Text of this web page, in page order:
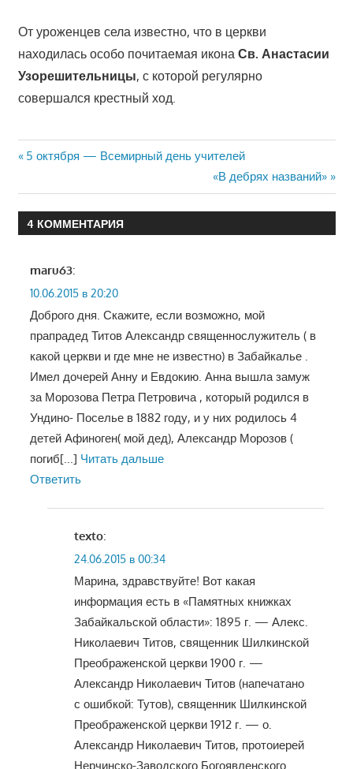
От уроженцев села известно, что в церкви
находилась особо почитаемая икона Св. Анастасии
Узорешительницы, с которой регулярно
совершался крестный ход.
Навигация
по
записям
Предыдущая
5 октября — Всемирный день учителей
Следующая
запись:
«В дебрях названий»
4 КОММЕНТАРИЯ
maru63:
10.06.2015 в 20:20
Доброго дня. Скажите, если возможно, мой
прапрадед Титов Александр священнослужитель ( в
какой церкви и где мне не известно) в Забайкалье .
Имел дочерей Анну и Евдокию. Анна вышла замуж
за Морозова Петра Петровича , который родился в
Ундино- Поселье в 1882 году, и у них родилось 4
детей Афиноген( мой дед), Александр Морозов (
погиб[...] Читать дальше
Ответить
texto:
24.06.2015 в 00:34
Марина, здравствуйте! Вот какая
информация есть в «Памятных книжках
Забайкальской области»: 1895 г. — Алекс.
Николаевич Титов, священник Шилкинской
Преображенской церкви 1900 г. —
Александр Николаевич Титов (напечатано
с ошибкой: Тутов), священник Шилкинской
Преображенской церкви 1912 г. — о.
Александр Николаевич Титов, протоиерей
Нерчинско-Заводского Богоявленского